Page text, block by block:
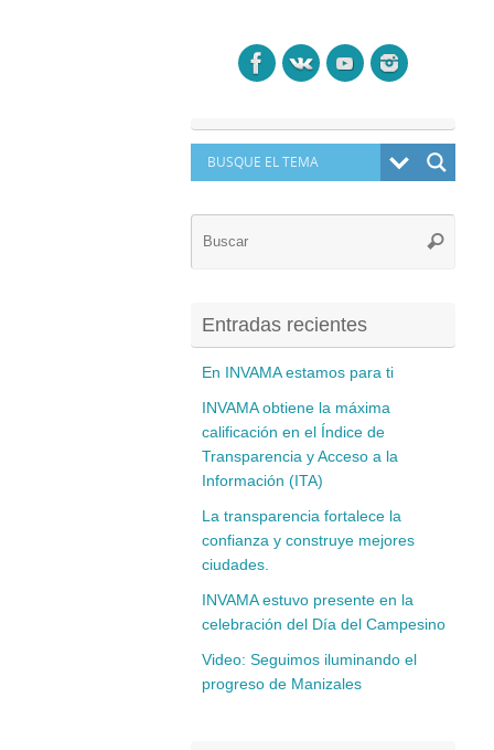
Buscar
Entradas recientes
En INVAMA estamos para ti
INVAMA obtiene la máxima
calificación en el Índice de
Transparencia y Acceso a la
Información (ITA)
La transparencia fortalece la
confianza y construye mejores
ciudades.
INVAMA estuvo presente en la
celebración del Día del Campesino
Video: Seguimos iluminando el
progreso de Manizales